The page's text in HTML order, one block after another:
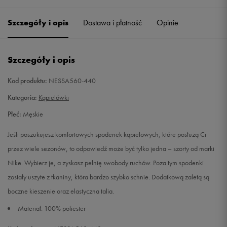
S Powiadom o dostępności
XL Powiadom o dostępności
Szczegóły i opis Dostawa i płatność Opinie
Szczegóły i opis
Kod produktu: NESSA560-440
Kategoria: Kąpielówki
Płeć: Męskie
Jeśli poszukujesz komfortowych spodenek kąpielowych, które posłużą Ci
przez wiele sezonów, to odpowiedź może być tylko jedna – szorty od marki
Nike. Wybierz je, a zyskasz pełnię swobody ruchów. Poza tym spodenki
zostały uszyte z tkaniny, która bardzo szybko schnie. Dodatkową zaletą są
boczne kieszenie oraz elastyczna talia.
Materiał: 100% poliester